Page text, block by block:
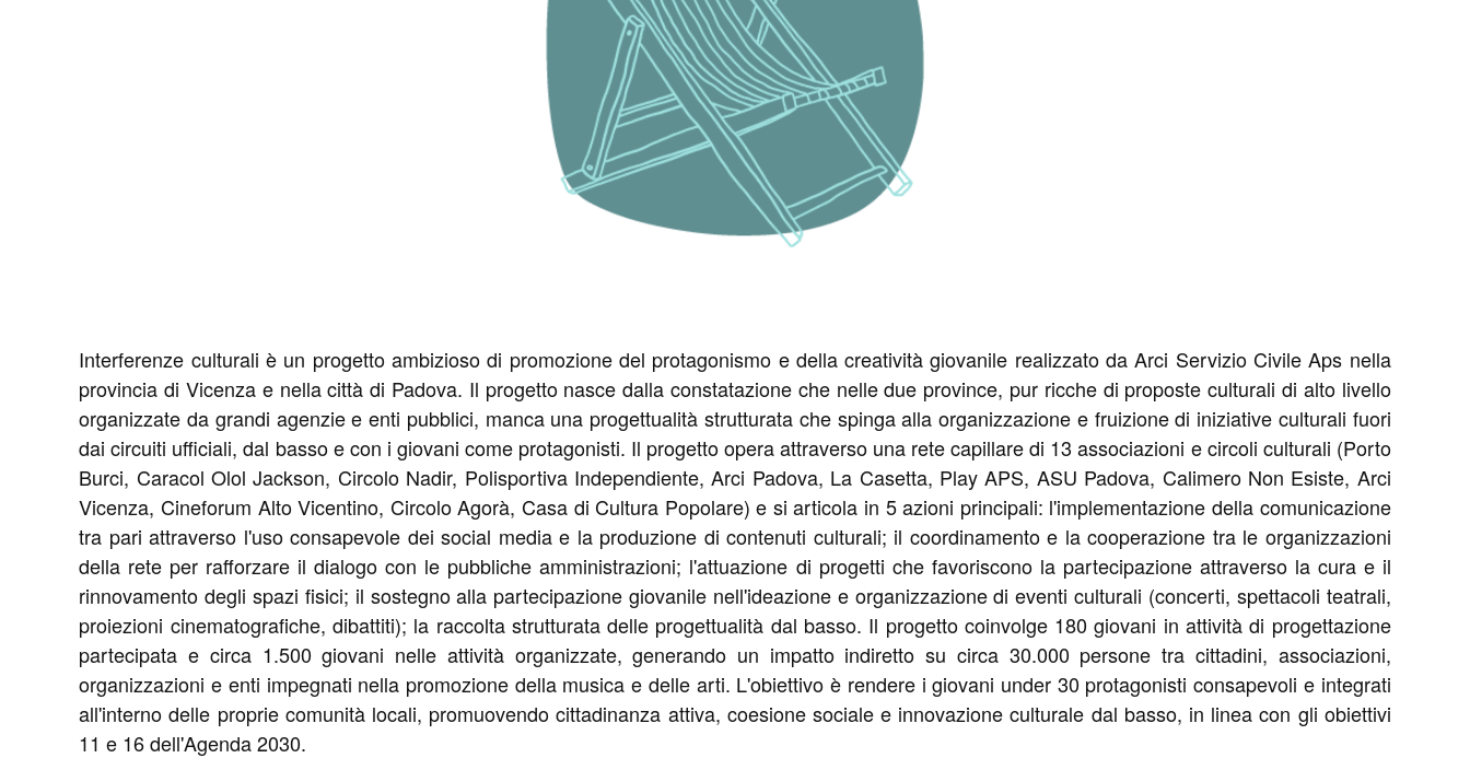
Interferenze culturali è un progetto ambizioso di promozione del protagonismo e della creatività giovanile realizzato da Arci Servizio Civile Aps nella
provincia di Vicenza e nella città di Padova. Il progetto nasce dalla constatazione che nelle due province, pur ricche di proposte culturali di alto livello
organizzate da grandi agenzie e enti pubblici, manca una progettualità strutturata che spinga alla organizzazione e fruizione di iniziative culturali fuori
dai circuiti ufficiali, dal basso e con i giovani come protagonisti. Il progetto opera attraverso una rete capillare di 13 associazioni e circoli culturali (Porto
Burci, Caracol Olol Jackson, Circolo Nadir, Polisportiva Independiente, Arci Padova, La Casetta, Play APS, ASU Padova, Calimero Non Esiste, Arci
Vicenza, Cineforum Alto Vicentino, Circolo Agorà, Casa di Cultura Popolare) e si articola in 5 azioni principali: l'implementazione della comunicazione
tra pari attraverso l'uso consapevole dei social media e la produzione di contenuti culturali; il coordinamento e la cooperazione tra le organizzazioni
della rete per rafforzare il dialogo con le pubbliche amministrazioni; l'attuazione di progetti che favoriscono la partecipazione attraverso la cura e il
rinnovamento degli spazi fisici; il sostegno alla partecipazione giovanile nell'ideazione e organizzazione di eventi culturali (concerti, spettacoli teatrali,
proiezioni cinematografiche, dibattiti); la raccolta strutturata delle progettualità dal basso. Il progetto coinvolge 180 giovani in attività di progettazione
partecipata e circa 1.500 giovani nelle attività organizzate, generando un impatto indiretto su circa 30.000 persone tra cittadini, associazioni,
organizzazioni e enti impegnati nella promozione della musica e delle arti. L'obiettivo è rendere i giovani under 30 protagonisti consapevoli e integrati
all'interno delle proprie comunità locali, promuovendo cittadinanza attiva, coesione sociale e innovazione culturale dal basso, in linea con gli obiettivi
11 e 16 dell'Agenda 2030.